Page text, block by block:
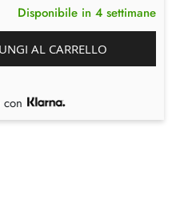
Disponibile in 4 settimane
AL CARRELLO